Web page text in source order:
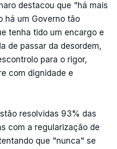
destacou que "há mais
há um Governo tão
tenha tido um encargo e
de passar da desordem,
para o rigor,
com dignidade e
resolvidas 93% das
com a regularização de
que "nunca" se